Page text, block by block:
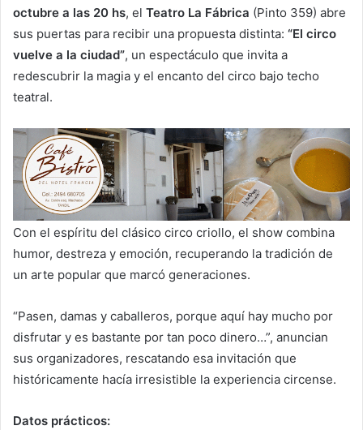
octubre a las 20 hs, el Teatro La Fábrica (Pinto 359) abre
sus puertas para recibir una propuesta distinta: “El circo
vuelve a la ciudad”, un espectáculo que invita a
redescubrir la magia y el encanto del circo bajo techo
teatral.
Con el espíritu del clásico circo criollo, el show combina
humor, destreza y emoción, recuperando la tradición de
un arte popular que marcó generaciones.
“Pasen, damas y caballeros, porque aquí hay mucho por
disfrutar y es bastante por tan poco dinero…”, anuncian
sus organizadores, rescatando esa invitación que
históricamente hacía irresistible la experiencia circense.
Datos prácticos: